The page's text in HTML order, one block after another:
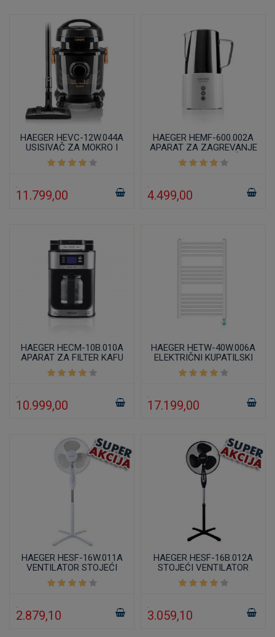
HAEGER HEVC-12W.044A
USISIVAČ ZA MOKRO I
SUVO USISAVANJE I
FUKCIJOM DUVANJA
11.799,00
HAEGER HEMF-600.002A
APARAT ZA ZAGREVANJE
I PRAVLJENJE MLEČNE
PENE I KAPUĆINA 600W
4.499,00
HAEGER HECM-10B.010A
APARAT ZA FILTER KAFU
SA MLINOM ZA KAFU LCD
DISPLEJ
10.999,00
HAEGER HETW-40W.006A
ELEKTRIČNI KUPATILSKI
RADIJATOR 15 REBARA SA
LED DISPLEJOM
17.199,00
HAEGER HESF-16W.011A
VENTILATOR STOJEĆI
40CM/40W BELI
2.879,10
HAEGER HESF-16B.012A
STOJEĆI VENTILATOR
40CM 45W CRNI
3.059,10